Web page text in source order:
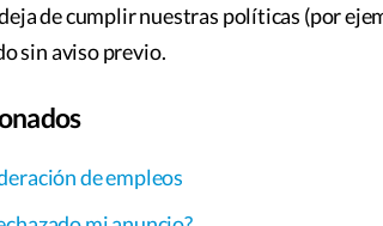
de cumplir nuestras políticas (por
sin aviso previo.
de empleos